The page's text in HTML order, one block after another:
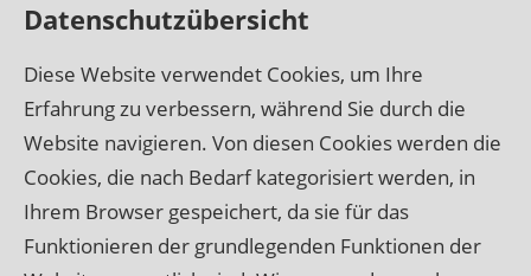
Datenschutzübersicht
Diese Website verwendet Cookies, um Ihre
Erfahrung zu verbessern, während Sie durch die
Website navigieren. Von diesen Cookies werden die
Cookies, die nach Bedarf kategorisiert werden, in
Ihrem Browser gespeichert, da sie für das
Funktionieren der grundlegenden Funktionen der